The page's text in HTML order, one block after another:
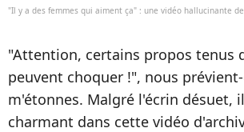
"Il y a des femmes qui aiment ça" : une vidéo hallucinante de
"Attention, certains propos tenus
peuvent choquer !", nous
m'étonnes. Malgré l'écrin désuet,
charmant dans cette vidéo